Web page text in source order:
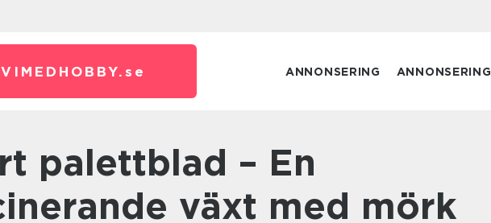
VIMEDHOBBY. se ANNONSERING ANNONSERING
växt med mörk